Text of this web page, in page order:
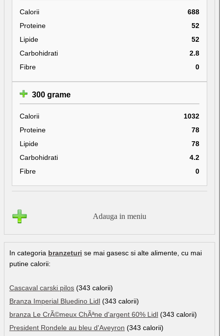
Calorii
688
Proteine
52
Lipide
52
Carbohidrati
2.8
Fibre
0
300 grame
Calorii
1032
Proteine
78
Lipide
78
Carbohidrati
4.2
Fibre
0
Adauga in meniu
In categoria branzeturi se mai gasesc si alte alimente, cu mai
putine calorii:
Cascaval carski pilos (343 calorii)
Branza Imperial Bluedino Lidl (343 calorii)
branza Le CrÃ©meux ChÃªne d'argent 60% Lidl (343 calorii)
President Rondele au bleu d'Aveyron (343 calorii)